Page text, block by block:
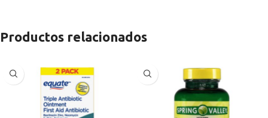
Productos relacionados